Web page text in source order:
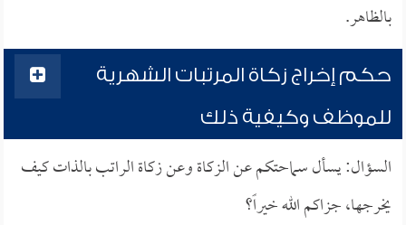
بالظاهر.
حكم إخراج زكاة المرتبات الشهرية
للموظف وكيفية ذلك
السؤال: يسأل سماحتكم عن الزكاة وعن زكاة الراتب بالذات كيف
يخرجها، جزاكم الله خيراً؟